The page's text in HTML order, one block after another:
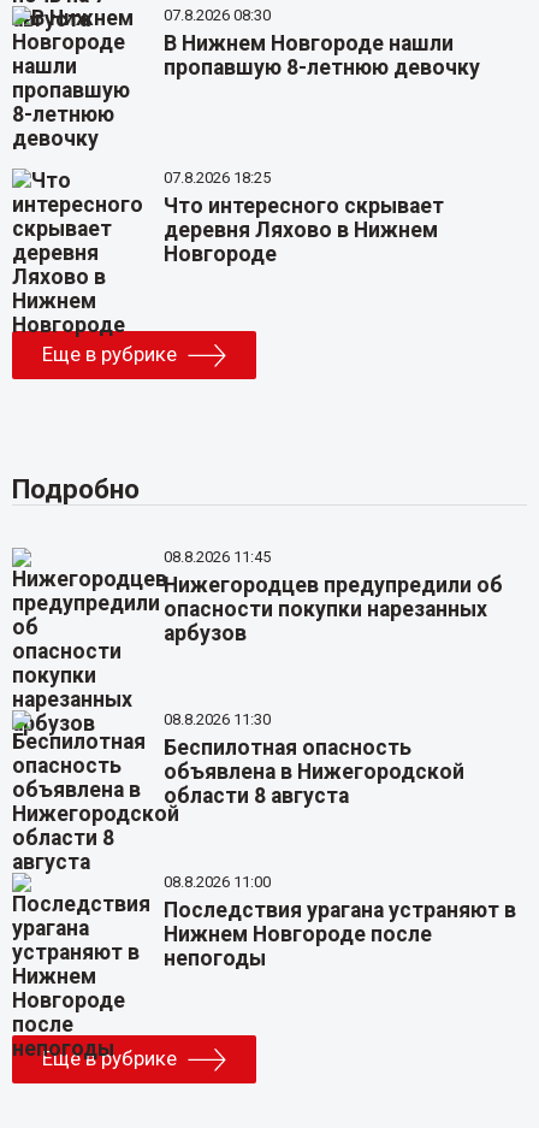
07.8.2026 08:30
В Нижнем Новгороде нашли
пропавшую 8-летнюю девочку
07.8.2026 18:25
Что интересного скрывает
деревня Ляхово в Нижнем
Новгороде
Еще в рубрике
Подробно
08.8.2026 11:45
Нижегородцев предупредили об
опасности покупки нарезанных
арбузов
08.8.2026 11:30
Беспилотная опасность
объявлена в Нижегородской
области 8 августа
08.8.2026 11:00
Последствия урагана устраняют в
Нижнем Новгороде после
непогоды
Еще в рубрике